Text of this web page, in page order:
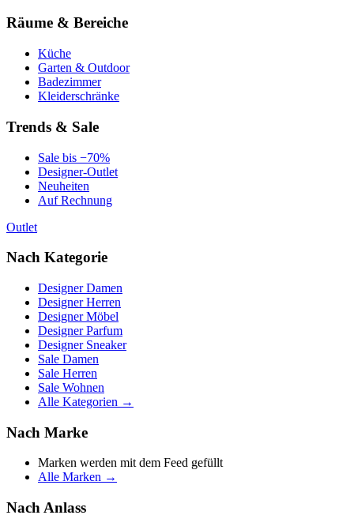
Räume & Bereiche
Küche
Garten & Outdoor
Badezimmer
Kleiderschränke
Trends & Sale
Sale bis −70%
Designer-Outlet
Neuheiten
Auf Rechnung
Outlet
Nach Kategorie
Designer Damen
Designer Herren
Designer Möbel
Designer Parfum
Designer Sneaker
Sale Damen
Sale Herren
Sale Wohnen
Alle Kategorien →
Nach Marke
Marken werden mit dem Feed gefüllt
Alle Marken →
Nach Anlass